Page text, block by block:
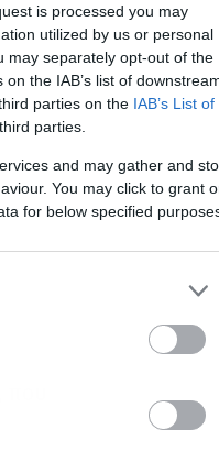
is processed you may
utilized by us or personal
may separately opt-out of the
the IAB’s list of
parties on the IAB’s List of
parties.
and may gather and
You may click to grant
for below specified